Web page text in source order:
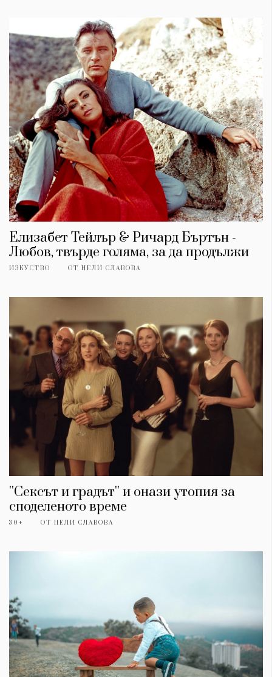
Елизабет Тейлър & Ричард Бъртън -
Любов, твърде голяма, за да продължи
ИЗКУСТВО ОТ НЕЛИ СЛАВОВА
''Сексът и градът'' и онази утопия за
споделеното време
30+ ОТ НЕЛИ СЛАВОВА